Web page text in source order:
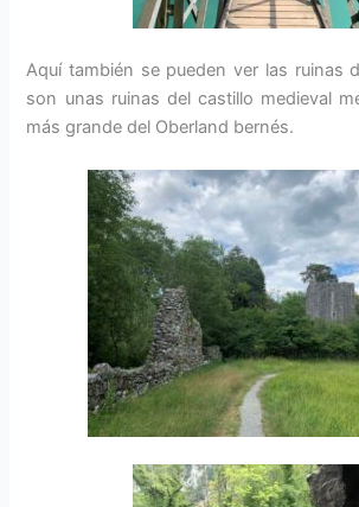
Aquí también se pueden ver las ruinas
son unas ruinas del castillo medieval
más grande del Oberland bernés.